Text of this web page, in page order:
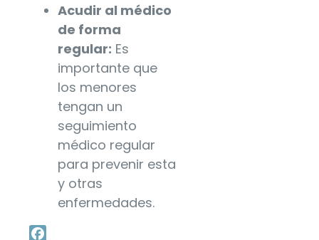
Acudir al médico
de forma
regular: Es
importante que
los menores
tengan un
seguimiento
médico regular
para prevenir esta
y otras
enfermedades.